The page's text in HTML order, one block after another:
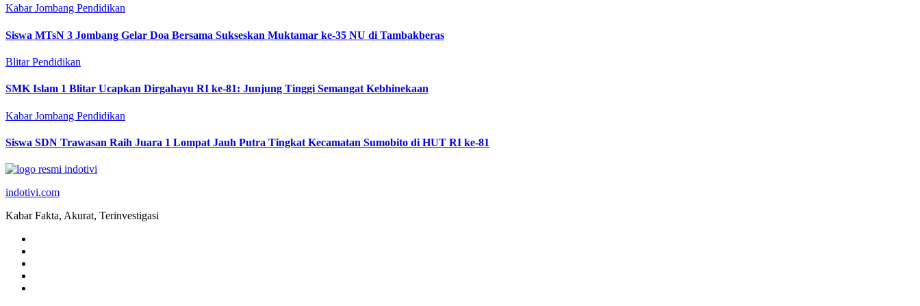
Kabar Jombang Pendidikan
Siswa MTsN 3 Jombang Gelar Doa Bersama Sukseskan Muktamar ke-35 NU di Tambakberas
BlitarPendidikan
SMK Islam 1 Blitar Ucapkan Dirgahayu RI ke-81: Junjung Tinggi Semangat Kebhinekaan
Kabar Jombang Pendidikan
Siswa SDN Trawasan Raih Juara 1 Lompat Jauh Putra Tingkat Kecamatan Sumobito di HUT RI ke-81
indotivi.com
Kabar Fakta, Akurat, Terinvestigasi